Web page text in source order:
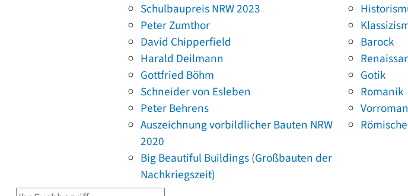
Schulbaupreis NRW 2023
Peter Zumthor
David Chipperfield
Harald Deilmann
Gottfried Böhm
Schneider von Esleben
Peter Behrens
Auszeichnung vorbildlicher Bauten NRW
2020
Big Beautiful Buildings (Großbauten der
Nachkriegszeit)
Barock
Gotik
Romanik